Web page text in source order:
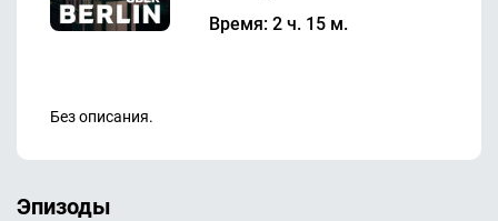
Время: 2 ч. 15 м.
Без описания.
Эпизоды